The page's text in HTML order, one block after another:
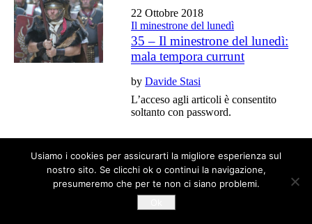
22 Ottobre 2018
Il minestrone del lunedì
35 – Il minestrone del lunedì:
mala tempora currunt
byDavide Stasi
L’acceso agli articoli è consentito
soltanto con password.
Tutti gli articoli del blog sono liberi da copyright
Usiamo i cookies per assicurarti la migliore esperienza sul
nostro sito. Se clicchi ok o continui la navigazione,
presumeremo che per te non ci siano problemi.